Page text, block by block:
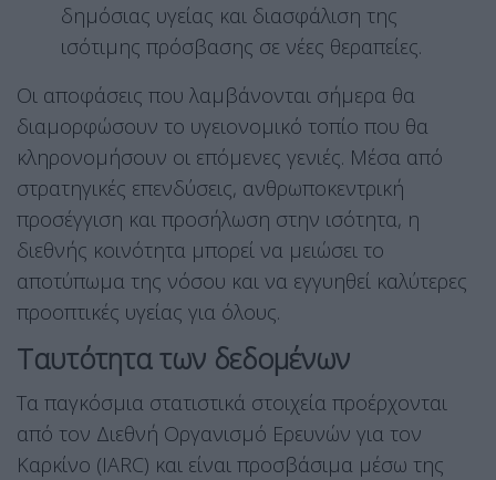
δημόσιας υγείας και διασφάλιση της
ισότιμης πρόσβασης σε νέες θεραπείες.
Οι αποφάσεις που λαμβάνονται σήμερα θα
διαμορφώσουν το υγειονομικό τοπίο που θα
κληρονομήσουν οι επόμενες γενιές. Μέσα από
στρατηγικές επενδύσεις, ανθρωποκεντρική
προσέγγιση και προσήλωση στην ισότητα, η
διεθνής κοινότητα μπορεί να μειώσει το
αποτύπωμα της νόσου και να εγγυηθεί καλύτερες
προοπτικές υγείας για όλους.
Ταυτότητα των δεδομένων
Τα παγκόσμια στατιστικά στοιχεία προέρχονται
από τον Διεθνή Οργανισμό Ερευνών για τον
Καρκίνο (IARC) και είναι προσβάσιμα μέσω της